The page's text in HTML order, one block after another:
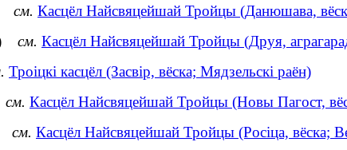
см. Касцёл Найсвяцейшай Тройцы (Данюшава,
см. Касцёл Найсвяцейшай Тройцы (Друя,
Троіцкі касцёл (Засвір, вёска; Мядзельскі раён)
см. Касцёл Найсвяцейшай Тройцы (Новы Пагост,
см. Касцёл Найсвяцейшай Тройцы (Росіца, вёска;